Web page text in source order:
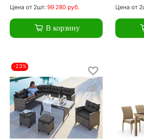
Цена от 2шт: 99 280 руб.
В корзину
Цена от
-23%